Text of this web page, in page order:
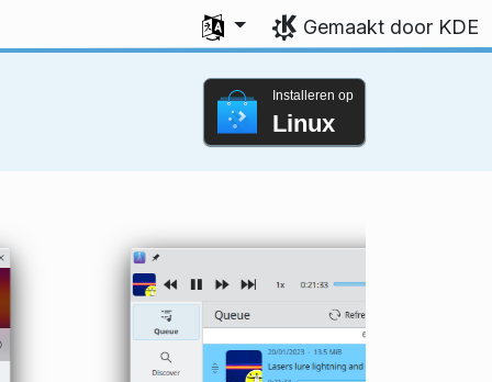
Uw taal selecteren
Gemaakt door KDE
Installeren op
Linux